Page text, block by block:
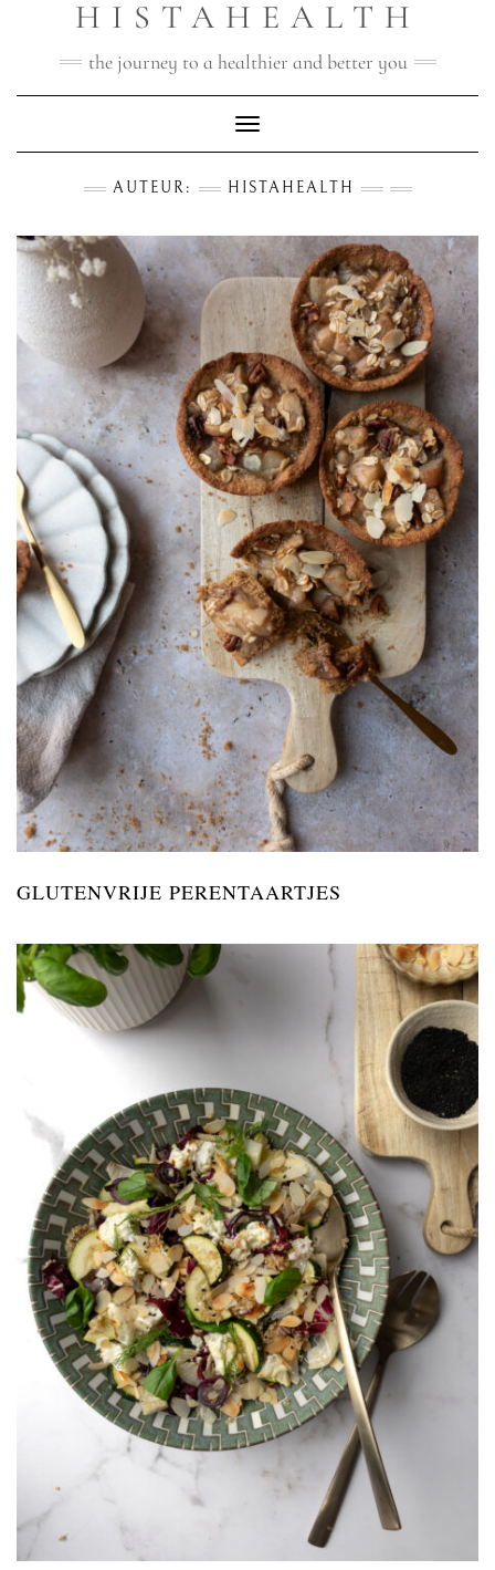
HISTAHEALTH
the journey to a healthier and better you
Toggle navigatie
AUTEUR: HISTAHEALTH
GLUTENVRIJE PERENTAARTJES